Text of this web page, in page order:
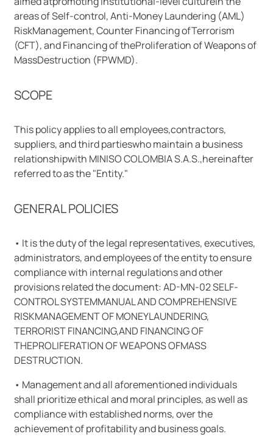
areas of Self-control, Anti-Money Laundering (AML)
RiskManagement, Counter Financing ofTerrorism
(CFT), and Financing of theProliferation of Weapons of
MassDestruction (FPWMD).
SCOPE
This policy applies to all employees,contractors,
suppliers, and third partieswho maintain a business
relationshipwith MINISO COLOMBIA S.A.S.,hereinafter
referred to as the "Entity."
GENERAL POLICIES
• It is the duty of the legal representatives, executives,
administrators, and employees of the entity to ensure
compliance with internal regulations and other
provisions related the document: AD-MN-02 SELF-
CONTROL SYSTEMMANUAL AND COMPREHENSIVE
RISKMANAGEMENT OF MONEYLAUNDERING,
TERRORIST FINANCING,AND FINANCING OF
THEPROLIFERATION OF WEAPONS OFMASS
DESTRUCTION.
• Management and all aforementioned individuals
shall prioritize ethical and moral principles, as well as
compliance with established norms, over the
achievement of profitability and business goals.